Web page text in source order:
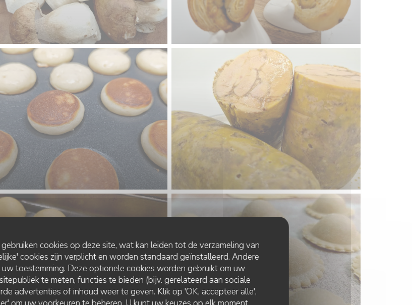
cookies op deze site, wat kan leiden tot de verzameling van
cookies zijn verplicht en worden standaard geïnstalleerd. Andere
toestemming. Deze optionele cookies worden gebruikt om uw
te meten, functies te bieden (bijv. gerelateerd aan sociale
advertenties of inhoud weer te geven. Klik op 'OK, accepteer alle',